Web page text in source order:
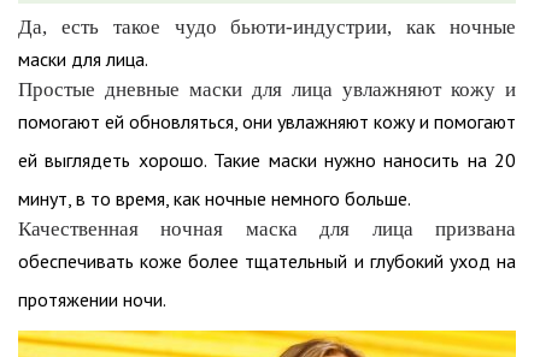
Да, есть такое чудо бьюти-индустрии, как ночные
маски для лица.
Простые дневные маски для лица увлажняют кожу и
помогают ей обновляться, они увлажняют кожу и помогают
ей выглядеть хорошо. Такие маски нужно наносить на 20
минут, в то время, как ночные немного больше.
Качественная ночная маска для лица призвана
обеспечивать коже более тщательный и глубокий уход на
протяжении ночи.